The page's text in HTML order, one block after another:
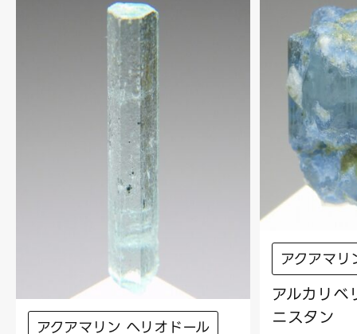
アクアマリン ヘリオドール
アクアマ
アルカリ
ニスタン